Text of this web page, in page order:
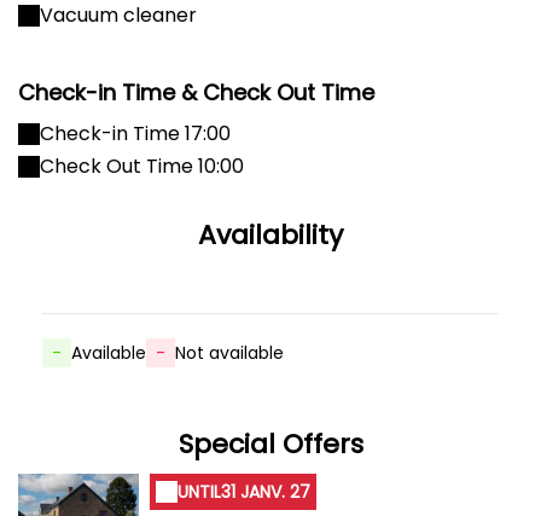
Vacuum cleaner
Check-in Time & Check Out Time
Check-in Time 17:00
Check Out Time 10:00
Availability
- Available - Not available
Special Offers
UNTIL31 JANV. 27